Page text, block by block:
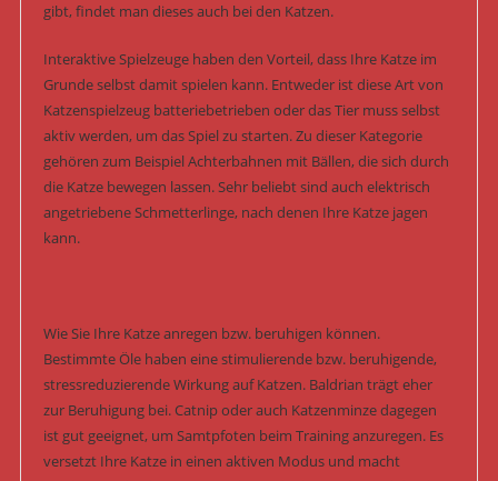
gibt, findet man dieses auch bei den Katzen.
Interaktive Spielzeuge haben den Vorteil, dass Ihre Katze im
Grunde selbst damit spielen kann. Entweder ist diese Art von
Katzenspielzeug batteriebetrieben oder das Tier muss selbst
aktiv werden, um das Spiel zu starten. Zu dieser Kategorie
gehören zum Beispiel Achterbahnen mit Bällen, die sich durch
die Katze bewegen lassen. Sehr beliebt sind auch elektrisch
angetriebene Schmetterlinge, nach denen Ihre Katze jagen
kann.
Wie Sie Ihre Katze anregen bzw. beruhigen können.
Bestimmte Öle haben eine stimulierende bzw. beruhigende,
stressreduzierende Wirkung auf Katzen. Baldrian trägt eher
zur Beruhigung bei. Catnip oder auch Katzenminze dagegen
ist gut geeignet, um Samtpfoten beim Training anzuregen. Es
versetzt Ihre Katze in einen aktiven Modus und macht